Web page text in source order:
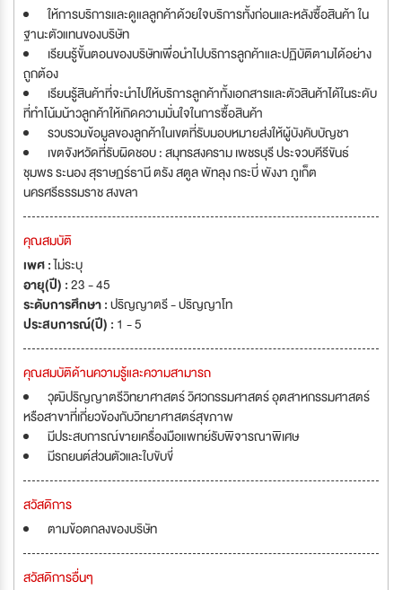
ให้การบริการและดูแลลูกค้าด้วยใจบริการทั้งก่อนและหลังซื้อสินค้า ใน
ฐานะตัวแทนของบริษัท
เรียนรู้ขั้นตอนของบริษัทเพื่อนำไปบริการลูกค้าและปฏิบัติตามได้อย่าง
ถูกต้อง
เรียนรู้สินค้าที่จะนำไปให้บริการลูกค้าทั้งเอกสารและตัวสินค้าได้ในระดับ
ที่ทำโน้มน้าวลูกค้าให้เกิดความมั่นใจในการซื้อสินค้า
รวบรวมข้อมูลของลูกค้าในเขตที่รับมอบหมายส่งให้ผู้บังคับบัญชา
เขตจังหวัดที่รับผิดชอบ : สมุทรสงคราม เพชรบุรี ประจวบคีรีขันธ์
ชุมพร ระนอง สุราษฏร์ธานี ตรัง สตูล พัทลุง กระบี่ พังงา ภูเก็ต
นครศรีธรรมราช สงขลา
คุณสมบัติ
เพศ :ไม่ระบุ
อายุ(ปี) :23 - 45
ระดับการศึกษา :ปริญญาตรี - ปริญญาโท
ประสบการณ์(ปี) : 1 - 5
คุณสมบัติด้านความรู้และความสามารถ
วุฒิปริญญาตรีวิทยาศาสตร์ วิศวกรรมศาสตร์ อุตสาหกรรมศาสตร์
หรือสาขาที่เกี่ยวข้องกับวิทยาศาสตร์สุขภาพ
มีประสบการณ์ขายเครื่องมือแพทย์รับพิจารณาพิเศษ
มีรถยนต์ส่วนตัวและใบขับขี่
สวัสดิการ
ตามข้อตกลงของบริษัท
สวัสดิการอื่นๆ